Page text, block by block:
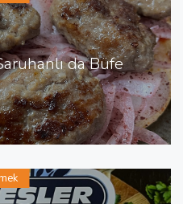
da Büfe